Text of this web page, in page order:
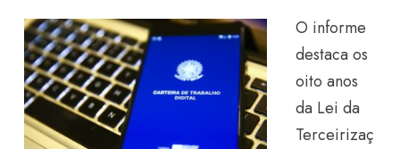
O informe
destaca os
oito anos
da Lei da
Terceirizaç